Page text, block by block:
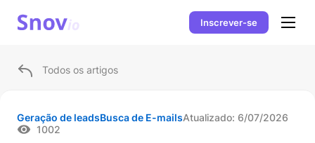
Inscrever-se
Todos os artigos
Geração de leadsBusca de E-mailsAtualizado: 6/07/2026
1002